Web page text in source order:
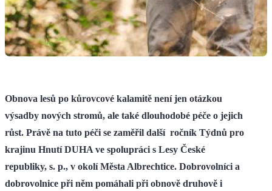
Obnova lesů po kůrovcové kalamitě není jen otázkou
výsadby nových stromů, ale také dlouhodobé péče o jejich
růst. Právě na tuto péči se zaměřil další ročník Týdnů pro
krajinu Hnutí DUHA ve spolupráci s Lesy České
republiky, s. p., v okolí Města Albrechtice. Dobrovolníci a
dobrovolnice při něm pomáhali při obnově druhově i